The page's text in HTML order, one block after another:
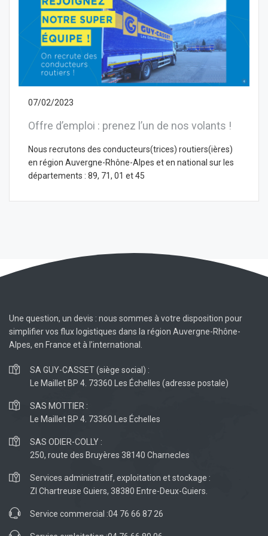
07/02/2023
Offre d’emploi : prenez l’un de nos volants !
Nous recrutons des conducteurs(trices) routiers(ières)
en région Auvergne-Rhône-Alpes et en national sur les
départements : 89, 71, 01 et 45
Une question, un devis : nous sommes à votre disposition pour
simplifier vos flux logistiques dans la région Auvergne-Rhône-
Alpes, en France et à l’international.
SA GUY-CASSET (siège social) :
Le Maillet BP 4. 73360 Les Échelles (adresse postale)
SAS MOTTIER :
Le Maillet BP 4. 73360 Les Échelles
SAS ODIER-COLLY :
250, route des Bruyères 38140 Charnecles
Services administratif, exploitation et stockage :
ZI Chartreuse Guiers, 38380 Entre-Deux-Guiers.
Service commercial :04 76 66 87 26